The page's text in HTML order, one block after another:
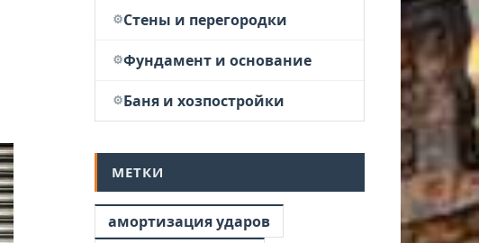
Стены и перегородки
Фундамент и основание
Баня и хозпостройки
МЕТКИ
амортизация ударов